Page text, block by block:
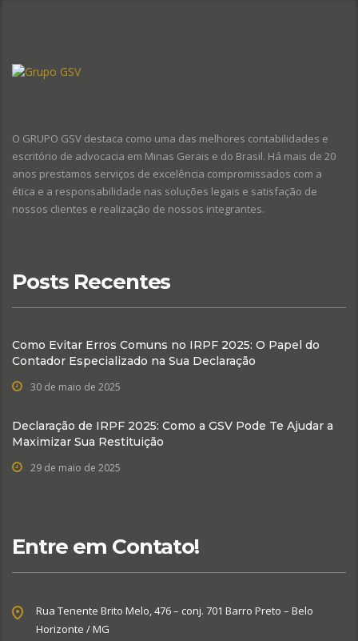
O GRUPO GSV destaca como uma das melhores contabilidades e
escritório de advocacia em Minas Gerais e do Brasil. Há mais de 20
anos prestamos serviços de excelência compromissados com a
ética e a responsabilidade nas soluções legais e satisfação de
nossos clientes e realização de nossos integrantes.
Posts Recentes
Como Evitar Erros Comuns no IRPF 2025: O Papel do
Contador Especializado na Sua Declaração
30 de maio de 2025
Declaração de IRPF 2025: Como a GSV Pode Te Ajudar a
Maximizar Sua Restituição
29 de maio de 2025
Entre em Contato!
Rua Tenente Brito Melo, 476 – conj. 701 Barro Preto – Belo
Horizonte / MG